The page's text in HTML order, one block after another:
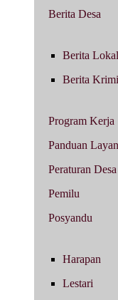
Berita Desa
Berita Lokal
Berita
Program Kerja
Panduan
Peraturan Desa
Pemilu
Posyandu
Harapan
Lestari